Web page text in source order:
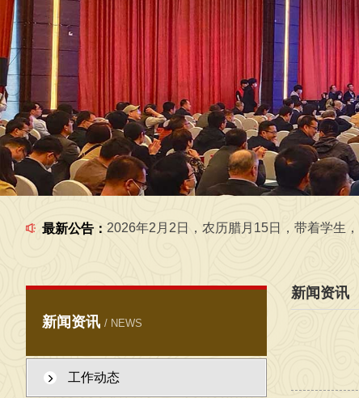
最新公告：
2026年6月5日，在工作室给学生一起研究
2026年7月1日，在工作室给学生一起，学
2026年2月2日，农历腊月15日，带着学生
新闻资讯 / NEWS
工作动态
新闻资讯